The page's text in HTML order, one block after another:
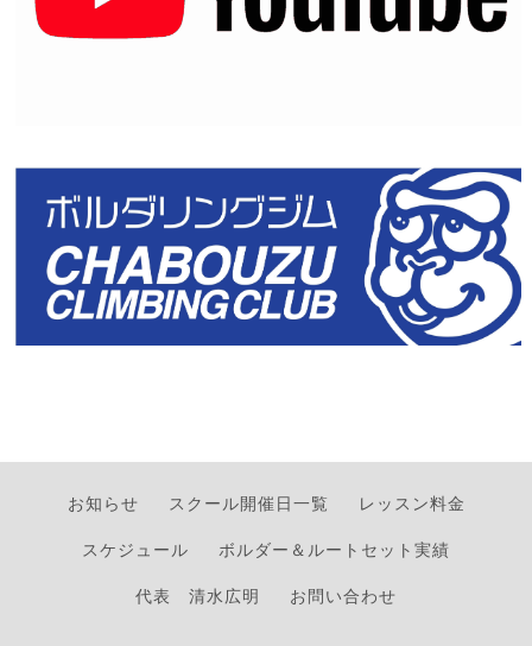
お知らせ スクール開催日一覧
レッスン料金
スケジュール
ボルダー＆ルートセット実績
代表 清水広明
お問い合わせ